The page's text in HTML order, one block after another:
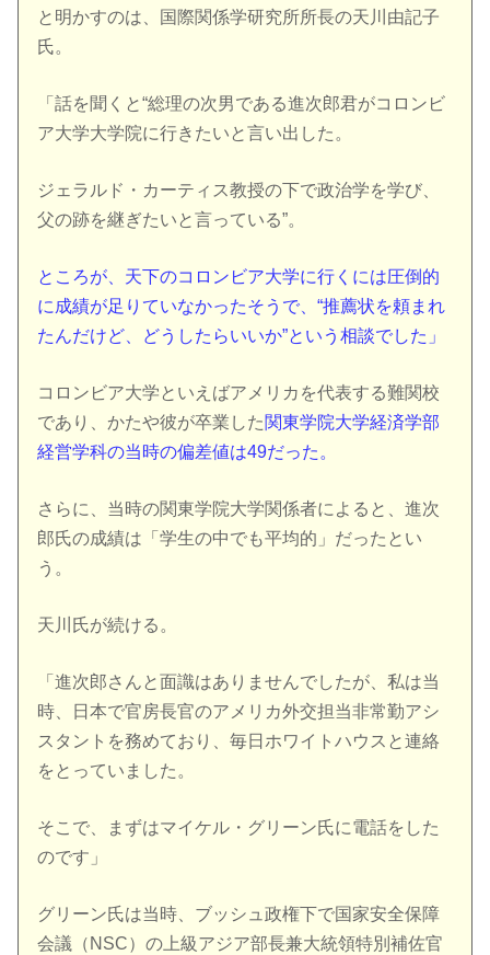
と明かすのは、国際関係学研究所所長の天川由記子
氏。
「話を聞くと“総理の次男である進次郎君がコロンビ
ア大学大学院に行きたいと言い出した。
ジェラルド・カーティス教授の下で政治学を学び、
父の跡を継ぎたいと言っている”。
ところが、天下のコロンビア大学に行くには圧倒的
に成績が足りていなかったそうで、“推薦状を頼まれ
たんだけど、どうしたらいいか”という相談でした」
コロンビア大学といえばアメリカを代表する難関校
であり、かたや彼が卒業した関東学院大学経済学部
経営学科の当時の偏差値は49だった。
さらに、当時の関東学院大学関係者によると、進次
郎氏の成績は「学生の中でも平均的」だったとい
う。
天川氏が続ける。
「進次郎さんと面識はありませんでしたが、私は当
時、日本で官房長官のアメリカ外交担当非常勤アシ
スタントを務めており、毎日ホワイトハウスと連絡
をとっていました。
そこで、まずはマイケル・グリーン氏に電話をした
のです」
グリーン氏は当時、ブッシュ政権下で国家安全保障
会議（NSC）の上級アジア部長兼大統領特別補佐官